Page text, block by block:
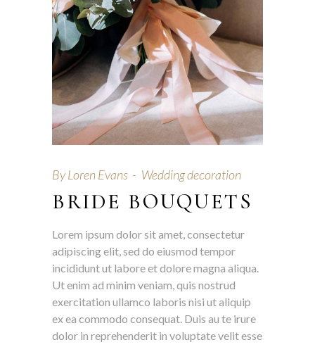
ByLoren Evans Wedding decoration
BRIDE BOUQUETS
Lorem ipsum dolor sit amet, consectetur
adipiscing elit, sed do eiusmod tempor
incididunt ut labore et dolore magna aliqua.
Ut enim ad minim veniam, quis nostrud
exercitation ullamco laboris nisi ut aliquip
ex ea commodo consequat. Duis au te irure
dolor in reprehenderit in voluptate velit esse